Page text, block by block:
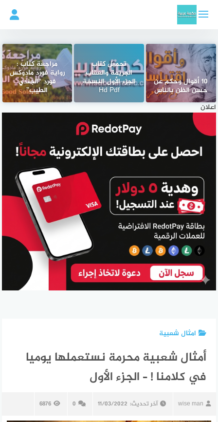
المحتوى
10 أقوال وحكم عن
حسن الظن بالناس
تحميل كتاب
الجريمة والعقاب
الجزء الأول النسخة
Hd Pdf
مراجعة كتاب :
رواية فورد مادوكس
فورد “الجندي
الطيب”
اعلان
امثال شعبية
أمثال شعبية محرمة نستعملها يوميا
في كلامنا ! – الجزء الأول
wise man آخر تحديث: 11/03/2022
0
6876